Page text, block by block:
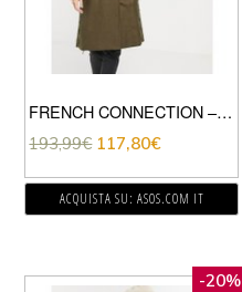
FRENCH CONNECTION – TRENCH IN MISTO LANA MELTON KAKI-VERDE
193,99€ 117,80€
ACQUISTA SU: ASOS.COM IT
-20%